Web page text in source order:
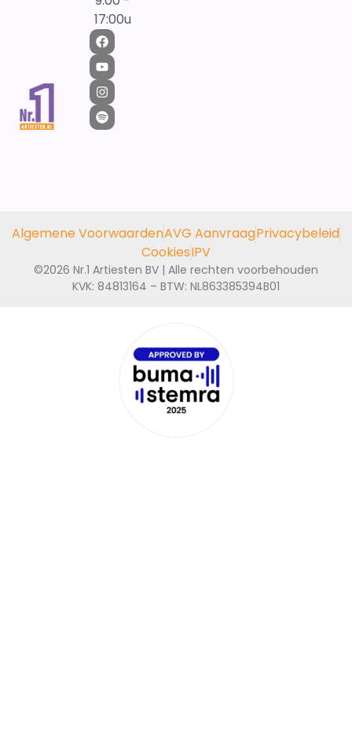
17:00u
Algemene VoorwaardenAVG AanvraagPrivacybeleid
CookiesIPV
©2026 Nr.1 Artiesten BV | Alle rechten voorbehouden
KVK: 84813164 – BTW: NL863385394B01